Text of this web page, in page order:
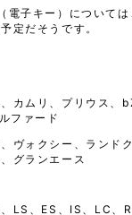
電子キー）については
定だそうです。
カムリ、プリウス、
ファード
ヴォクシー、ランド
グランエース
LS、ES、IS、LC、